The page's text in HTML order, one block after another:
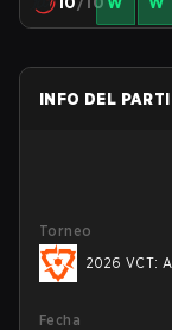
INFO DEL
Torneo
2026 VCT:
Fecha